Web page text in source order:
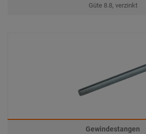
Güte 8.8, verzinkt
Gewindestangen